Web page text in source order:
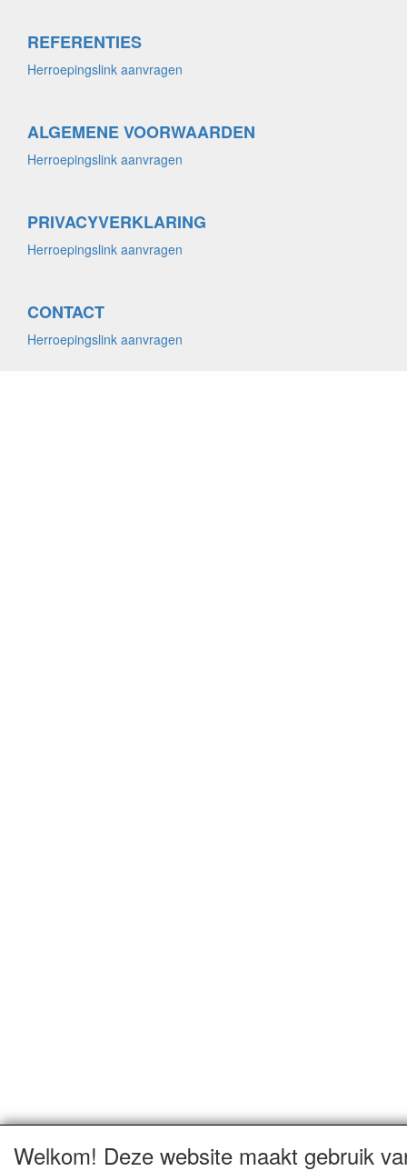
REFERENTIES
Herroepingslink aanvragen
ALGEMENE VOORWAARDEN
Herroepingslink aanvragen
PRIVACYVERKLARING
Herroepingslink aanvragen
CONTACT
Herroepingslink aanvragen
Welkom! Deze website maakt gebruik